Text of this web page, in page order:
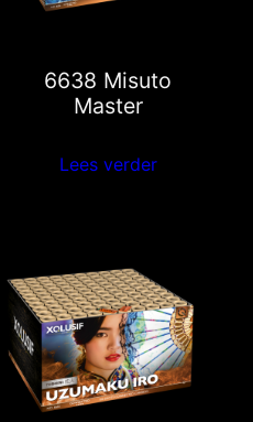
6638 Misuto
Master
Lees verder